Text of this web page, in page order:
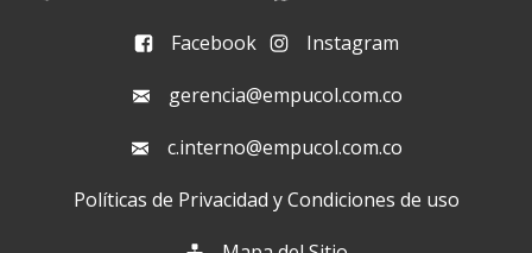
Facebook
Instagram
gerencia@empucol.com.co
c.interno@empucol.com.co
Políticas de Privacidad y Condiciones de uso